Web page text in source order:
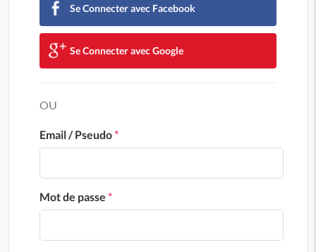
Se Connecter avec Facebook
Se Connecter avec Google
OU
Email / Pseudo*
Mot de passe *